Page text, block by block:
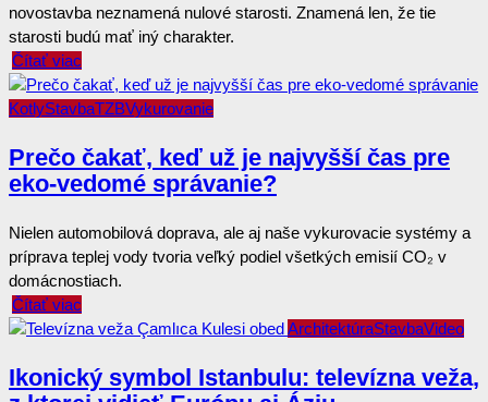
novostavba neznamená nulové starosti. Znamená len, že tie
starosti budú mať iný charakter.
Čítať viac
KotlyStavbaTZBVykurovanie
Prečo čakať, keď už je najvyšší čas pre
eko-vedomé správanie?
Nielen automobilová doprava, ale aj naše vykurovacie systémy a
príprava teplej vody tvoria veľký podiel všetkých emisií CO₂ v
domácnostiach.
Čítať viac
ArchitektúraStavbaVideo
Ikonický symbol Istanbulu: televízna veža,